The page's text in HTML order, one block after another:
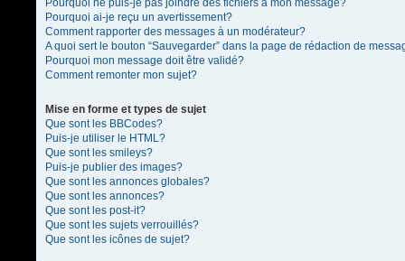
Pourquoi ne puis-je pas joindre des fichiers à mon message?
Pourquoi ai-je reçu un avertissement?
Comment rapporter des messages à un modérateur?
A quoi sert le bouton “Sauvegarder” dans la page de rédaction de
Pourquoi mon message doit être validé?
Comment remonter mon sujet?
Mise en forme et types de sujet
Que sont les BBCodes?
Puis-je utiliser le HTML?
Que sont les smileys?
Puis-je publier des images?
Que sont les annonces globales?
Que sont les annonces?
Que sont les post-it?
Que sont les sujets verrouillés?
Que sont les icônes de sujet?